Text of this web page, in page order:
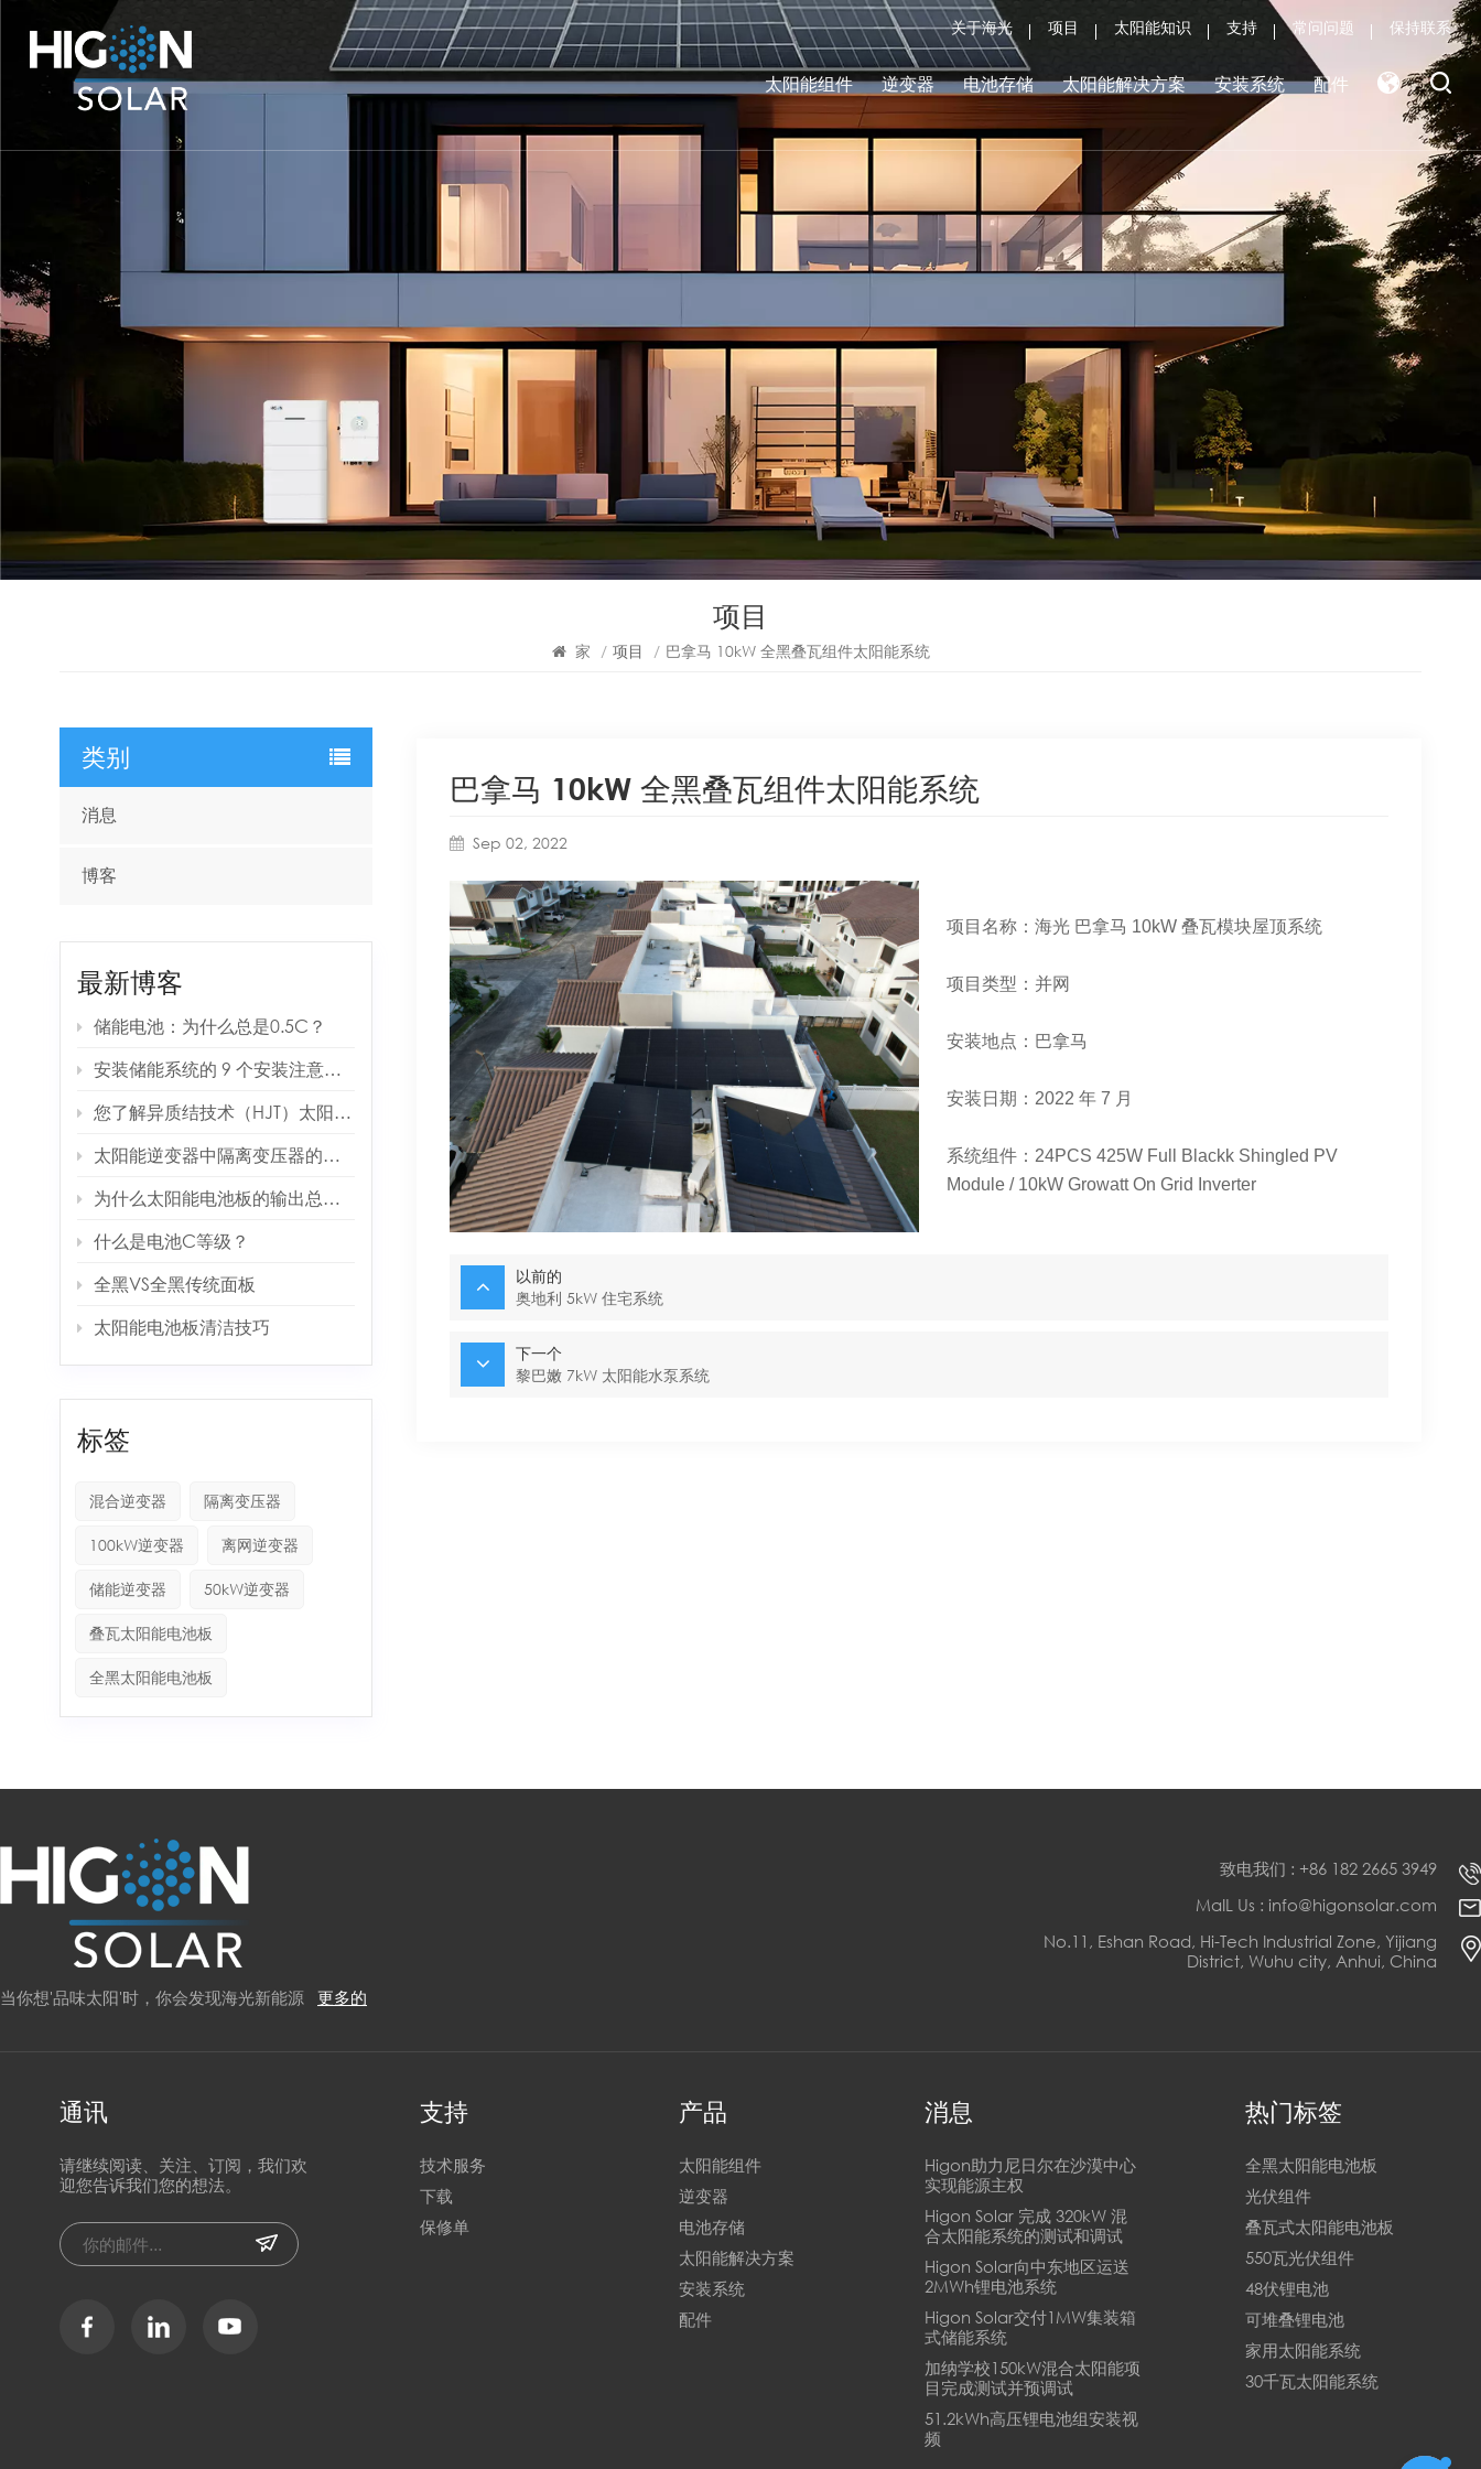
关于海光 项目 太阳能知识 支持 常问问题 保持联系
太阳能组件 逆变器 电池存储 太阳能解决方案 安装系统 配件
项目
家 / 项目 / 巴拿马 10kW 全黑叠瓦组件太阳能系统
巴拿马 10kW 全黑叠瓦组件太阳能系统
Sep 02, 2022
项目名称：海光 巴拿马 10kW 叠瓦模块屋顶系统
项目类型：并网
安装地点：巴拿马
安装日期：2022 年 7 月
系统组件：24PCS 425W Full Blackk Shingled PV
Module / 10kW Growatt On Grid Inverter
以前的
奥地利 5kW 住宅系统
下一个
黎巴嫩 7kW 太阳能水泵系统
类别
消息
博客
最新博客
储能电池：为什么总是0.5C？
安装储能系统的 9 个安装注意事项
您了解异质结技术（HJT）太阳能电池板吗？
太阳能逆变器中隔离变压器的作用是什么？
为什么太阳能电池板的输出总是低于预期
什么是电池C等级？
全黑VS全黑传统面板
太阳能电池板清洁技巧
标签
混合逆变器 隔离变压器
100kW逆变器 离网逆变器
储能逆变器 50kW逆变器
叠瓦太阳能电池板
全黑太阳能电池板
当你想'品味太阳'时，你会发现海光新能源 更多的
致电我们 : +86 182 2665 3949
MaIL Us : info@higonsolar.com
No.11, Eshan Road, Hi-Tech Industrial Zone, Yijiang
District, Wuhu city, Anhui, China
通讯
请继续阅读、关注、订阅，我们欢
迎您告诉我们您的想法。
支持
技术服务
下载
保修单
产品
太阳能组件
逆变器
电池存储
太阳能解决方案
安装系统
配件
消息
Higon助力尼日尔在沙漠中心
实现能源主权
Higon Solar 完成 320kW 混
合太阳能系统的测试和调试
Higon Solar向中东地区运送
2MWh锂电池系统
Higon Solar交付1MW集装箱
式储能系统
加纳学校150kW混合太阳能项
目完成测试并预调试
51.2kWh高压锂电池组安装视
频
热门标签
全黑太阳能电池板
光伏组件
叠瓦式太阳能电池板
550瓦光伏组件
48伏锂电池
可堆叠锂电池
家用太阳能系统
30千瓦太阳能系统